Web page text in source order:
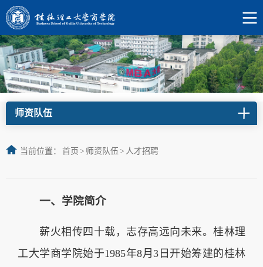
师资队伍
当前位置： 首页 > 师资队伍 > 人才招聘
一、学院简介
薪火相传四十载，志存高远向未来。桂林理
工大学商学院始于1985年8月3日开始筹建的桂林